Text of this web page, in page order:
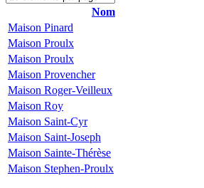
Nom
Maison Pinard
Maison Proulx
Maison Proulx
Maison Provencher
Maison Roger-Veilleux
Maison Roy
Maison Saint-Cyr
Maison Saint-Joseph
Maison Sainte-Thérèse
Maison Stephen-Proulx